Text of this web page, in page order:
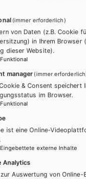
– INFORMATIONEN
–
AHS/BHS (pdf;
(immer erforderlich)
von Daten (z.B. Cookie
in Ihrem
dieser Website).
Funktional
manager (immer
& Consent speichert
im Browser.
Funktional
ist eine Online-
Eingebettete externe Inhalte
Analytics
Auswertung von Online-